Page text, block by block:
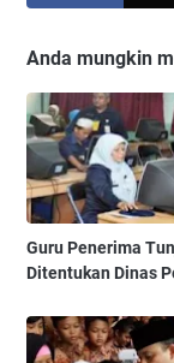
Anda mungkin
Guru Penerima
Ditentukan Dinas